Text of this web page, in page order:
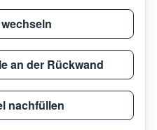
an der Rückwand
nachfüllen